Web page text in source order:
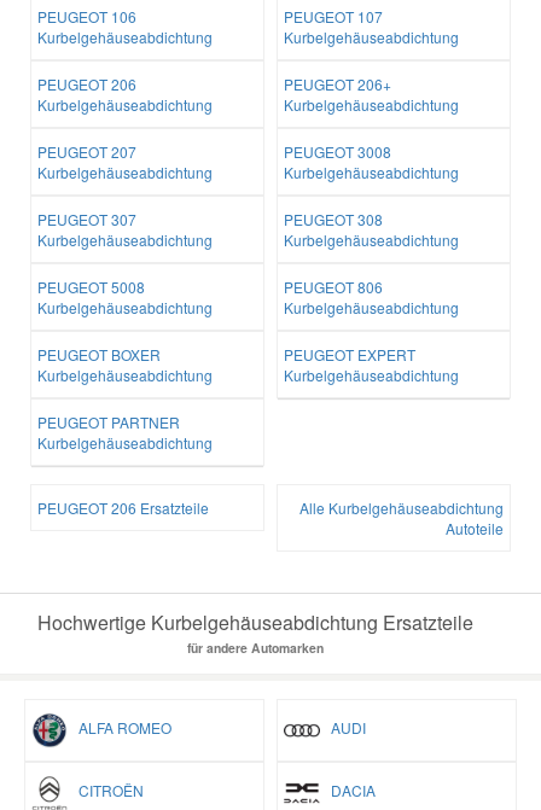
PEUGEOT 106
Kurbelgehäuseabdichtung
PEUGEOT 107
Kurbelgehäuseabdichtung
PEUGEOT 206
Kurbelgehäuseabdichtung
PEUGEOT 206+
Kurbelgehäuseabdichtung
PEUGEOT 207
Kurbelgehäuseabdichtung
PEUGEOT 3008
Kurbelgehäuseabdichtung
PEUGEOT 307
Kurbelgehäuseabdichtung
PEUGEOT 308
Kurbelgehäuseabdichtung
PEUGEOT 5008
Kurbelgehäuseabdichtung
PEUGEOT 806
Kurbelgehäuseabdichtung
PEUGEOT BOXER
Kurbelgehäuseabdichtung
PEUGEOT EXPERT
Kurbelgehäuseabdichtung
PEUGEOT PARTNER
Kurbelgehäuseabdichtung
PEUGEOT 206 Ersatzteile
Alle Kurbelgehäuseabdichtung
Autoteile
Hochwertige Kurbelgehäuseabdichtung Ersatzteile
für andere Automarken
ALFA ROMEO AUDI
CITROËN DACIA